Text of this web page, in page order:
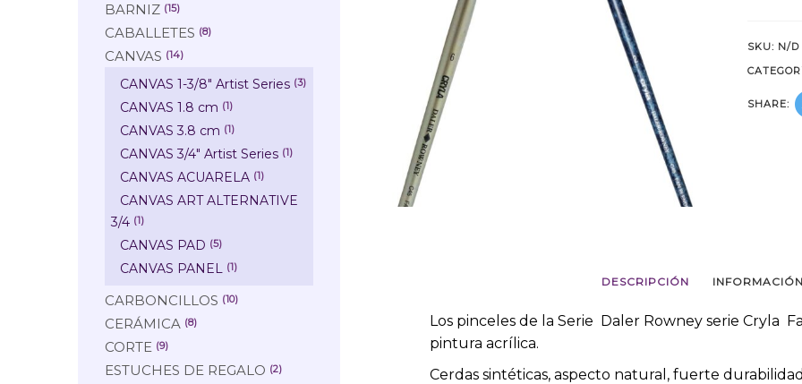
SKU: N/D
SHARE:
DESCRIPCIÓN
Los pinceles de la Serie Daler Rowney serie Cryla
pintura acrílica.
Cerdas sintéticas, aspecto natural, fuerte
BARNIZ (15)
CABALLETES (8)
CANVAS (14)
CANVAS 1-3/8" Artist Series (3)
CANVAS 1.8 cm (1)
CANVAS 3.8 cm (1)
CANVAS 3/4" Artist Series (1)
CANVAS ACUARELA (1)
CANVAS ART ALTERNATIVE
3/4 (1)
CANVAS PAD (5)
CANVAS PANEL (1)
CARBONCILLOS (10)
CERÁMICA (8)
CORTE (9)
ESTUCHES DE REGALO (2)